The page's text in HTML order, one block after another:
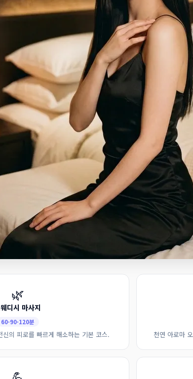
🌿
디시 마사지
60·90·120분
의 피로를 빠르게 해소하는 기본 코스. 천연 아로마